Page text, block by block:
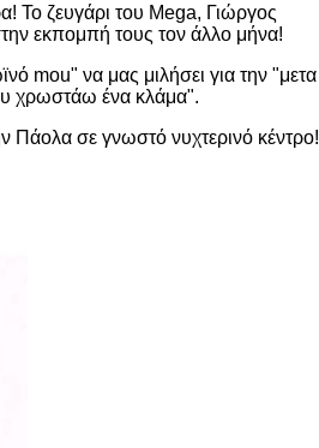
Το ζευγάρι του Mega, Γιώργος
εκπομπή τους τον άλλο μήνα!
mou" να μας μιλήσει για την "μετα
χρωστάω ένα κλάμα".
Πάολα σε γνωστό νυχτερινό κέντρο!